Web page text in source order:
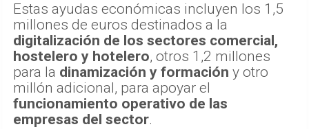
Estas ayudas económicas incluyen los 1,5
millones de euros destinados a la
digitalización de los sectores comercial,
hostelero y hotelero, otros 1,2 millones
para la dinamización y formación y otro
millón adicional, para apoyar el
funcionamiento operativo de las
empresas del sector.